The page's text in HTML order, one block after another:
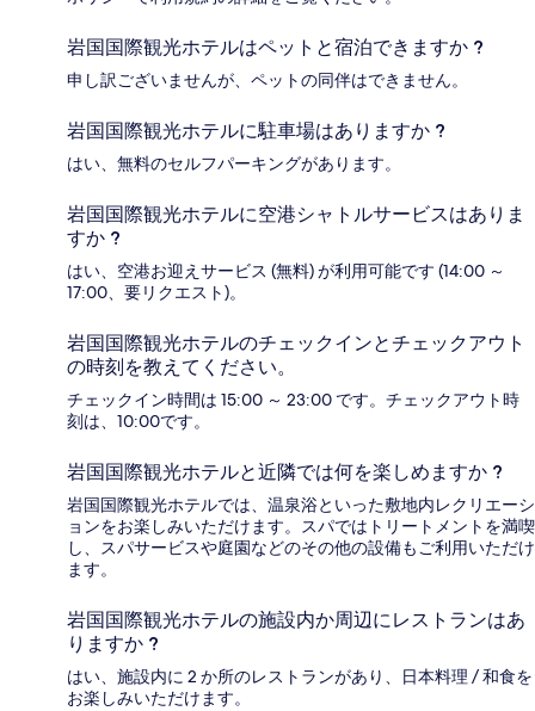
岩国国際観光ホテルはペットと宿泊できますか ?
申し訳ございませんが、ペットの同伴はできません。
岩国国際観光ホテルに駐車場はありますか ?
はい、無料のセルフパーキングがあります。
岩国国際観光ホテルに空港シャトルサービスはありま
すか ?
はい、空港お迎えサービス (無料) が利用可能です (14:00 ～
17:00、要リクエスト)。
岩国国際観光ホテルのチェックインとチェックアウト
の時刻を教えてください。
チェックイン時間は 15:00 ～ 23:00 です。チェックアウト時
刻は、10:00です。
岩国国際観光ホテルと近隣では何を楽しめますか ?
岩国国際観光ホテルでは、温泉浴といった敷地内レクリエーシ
ョンをお楽しみいただけます。スパではトリートメントを満喫
し、スパサービスや庭園などのその他の設備もご利用いただけ
ます。
岩国国際観光ホテルの施設内か周辺にレストランはあ
りますか ?
はい、施設内に 2 か所のレストランがあり、日本料理 / 和食を
お楽しみいただけます。